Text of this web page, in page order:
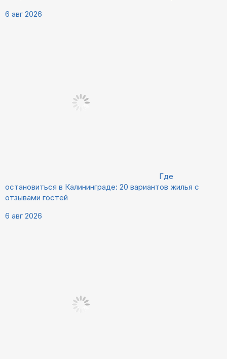
6 авг 2026
Где
остановиться в Калининграде: 20 вариантов жилья с
отзывами гостей
6 авг 2026